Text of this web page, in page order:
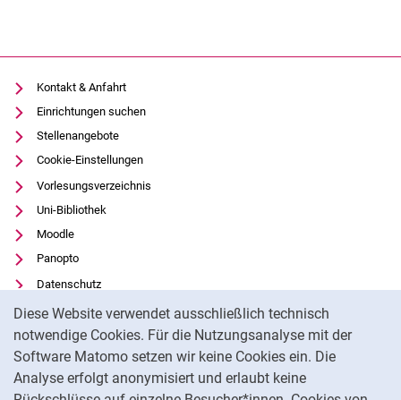
Diese Website verwendet ausschließlich technisch
notwendige Cookies. Für die Nutzungsanalyse mit der
Software Matomo setzen wir keine Cookies ein. Die
Analyse erfolgt anonymisiert und erlaubt keine
Kontakt & Anfahrt
Einrichtungen suchen
Stellenangebote
Cookie-Einstellungen
Vorlesungsverzeichnis
Uni-Bibliothek
Moodle
Panopto
Datenschutz
Barrierefreiheit
Transparenter KI-Einsatz
Impressum
Externer Link: Universität Kassel auf
Facebook (öffnet neues Fenster)